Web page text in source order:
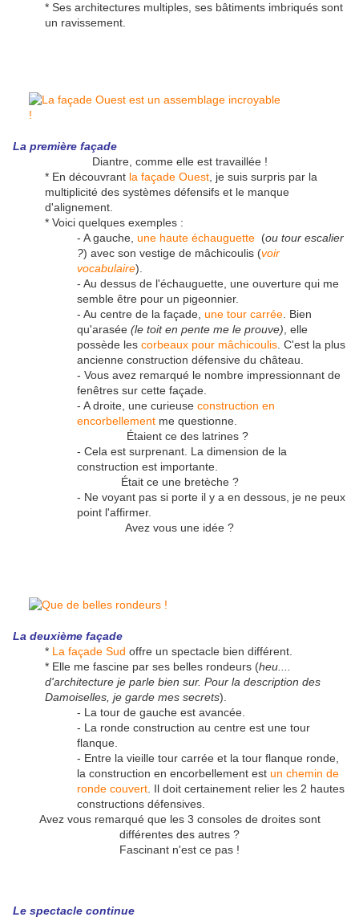
* Ses architectures multiples, ses bâtiments imbriqués sont
un ravissement.
La première façade
Diantre, comme elle est travaillée !
* En découvrant la façade Ouest , je suis surpris par la
multiplicité des systèmes défensifs et le manque
d'alignement.
* Voici quelques exemples :
- A gauche, une haute échauguette (ou tour escalier
?) avec son vestige de mâchicoulis (voir
vocabulaire).
- Au dessus de l'échauguette, une ouverture qui me
semble être pour un pigeonnier.
- Au centre de la façade, une tour carrée . Bien
qu'arasée (le toit en pente me le prouve) , elle
possède les corbeaux pour mâchicoulis . C'est la plus
ancienne construction défensive du château.
- Vous avez remarqué le nombre impressionnant de
fenêtres sur cette façade.
- A droite, une curieuse construction en
encorbellement me questionne.
Étaient ce des latrines ?
- Cela est surprenant. La dimension de la
construction est importante.
Était ce une bretèche ?
- Ne voyant pas si porte il y a en dessous, je ne peux
point l'affirmer.
Avez vous une idée ?
La deuxième façade
* La façade Sud offre un spectacle bien différent.
* Elle me fascine par ses belles rondeurs (heu....
d'architecture je parle bien sur. Pour la description des
Damoiselles, je garde mes secrets).
- La tour de gauche est avancée.
- La ronde construction au centre est une tour
flanque.
- Entre la vieille tour carrée et la tour flanque ronde,
la construction en encorbellement est un chemin de
ronde couvert . Il doit certainement relier les 2 hautes
constructions défensives.
Avez vous remarqué que les 3 consoles de droites sont
différentes des autres ?
Fascinant n'est ce pas !
Le spectacle continue